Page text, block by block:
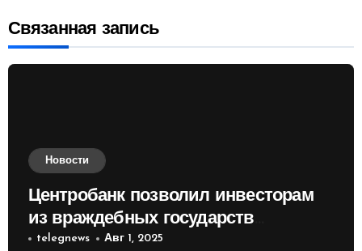
Связанная запись
Новости
Центробанк позволил инвесторам
из враждебных государств
приобретать валюту
telegnews Авг 1, 2025